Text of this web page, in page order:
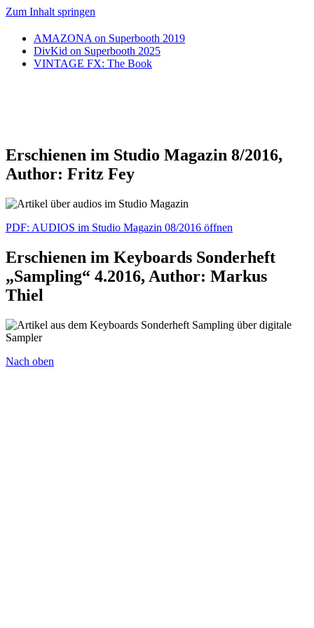
Zum Inhalt springen
AMAZONA on Superbooth 2019
DivKid on Superbooth 2025
VINTAGE FX: The Book
Erschienen im Studio Magazin 8/2016,
Author: Fritz Fey
PDF: AUDIOS im Studio Magazin 08/2016 öffnen
Erschienen im Keyboards Sonderheft
„Sampling“ 4.2016, Author: Markus
Thiel
Nach oben